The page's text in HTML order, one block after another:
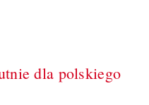
dla polskiego